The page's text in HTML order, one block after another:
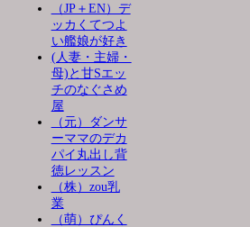
（JP＋EN）デ
ッカくてつよ
い艦娘が好き
(人妻・主婦・
母)と甘Sエッ
チのなぐさめ
屋
（元）ダンサ
ーママのデカ
パイ丸出し背
徳レッスン
（株）zou乳
業
（萌）ぴんく